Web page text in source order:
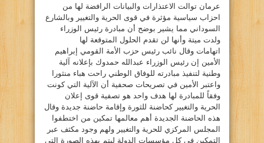
عرمان توالت الاعتذارات والبيانات الرافضة لها من
احزاب سياسية مؤثرة في قوى الحرية والتغيير وبالشارع
السوداني مما يشير بوضح أن مبادرة رئيس الوزراء
ولدت ميتة وأنها لن تقدم الحلول المتوقعة لها
اتهامات وقال نائب رئيس حزب الأمة القومي إبراهيم
الأمين إن رئيس الوزراء عبدالله حمدوك بإعلانه آلية
وطنية لتنفيذ مبادرته للوفاق الوطني راحت هباء منثورا
واعتبر الأمين في تصريحات صحفية أن الآلية التي كونت
وفقاً للمبادرة لها هدف واحد هو تصفية قوى إعلان
الحرية والتغيير كحاضنة للثورة وإقامة حاضنة جديدة وقال
هذه الحاضنة الجديدة أهم معالمها تمكين من اختطفوا
المجلس المركزي للحرية والتغيير ولهم وجود مكثف عبر
التمكين في كل مؤسسات الدولة ليتم بهذه الصورة التي